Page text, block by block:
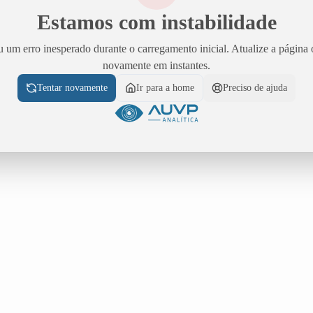
Estamos com instabilidade
um erro inesperado durante o carregamento inicial. Atualize a página
novamente em instantes.
Tentar novamente Ir para a home Preciso de ajuda